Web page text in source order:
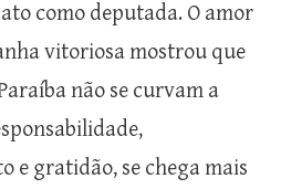
como deputada. O amor
vitoriosa mostrou que
não se curvam a
e gratidão, se chega mais